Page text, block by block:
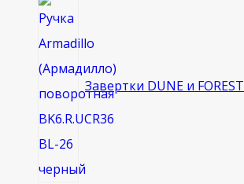
Завертки DUNE и FOREST